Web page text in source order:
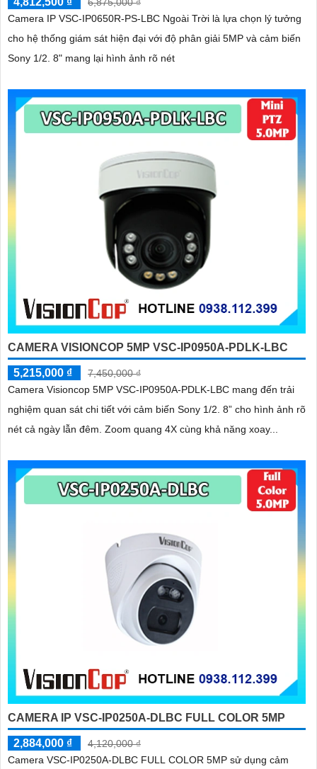
6,875,000 ₫
Camera IP VSC-IP0650R-PS-LBC Ngoài Trời là lựa chọn lý tưởng
cho hệ thống giám sát hiện đại với độ phân giải 5MP và cảm biến
Sony 1/2. 8" mang lại hình ảnh rõ nét
CAMERA VISIONCOP 5MP VSC-IP0950A-PDLK-LBC
5,215,000 ₫
7,450,000 ₫
Camera Visioncop 5MP VSC-IP0950A-PDLK-LBC mang đến trải
nghiệm quan sát chi tiết với cảm biến Sony 1/2. 8” cho hình ảnh rõ
nét cả ngày lẫn đêm. Zoom quang 4X cùng khả năng xoay...
CAMERA IP VSC-IP0250A-DLBC FULL COLOR 5MP
2,884,000 ₫
4,120,000 ₫
Camera VSC-IP0250A-DLBC FULL COLOR 5MP sử dụng cảm